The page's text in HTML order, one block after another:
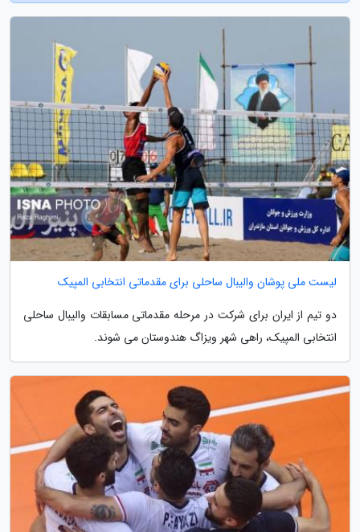
لیست ملی پوشان والیبال ساحلی برای مقدماتی انتخابی المپیک
دو تیم از ایران برای شرکت در مرحله مقدماتی مسابقات والیبال ساحلی
انتخابی المپیک، راهی شهر ویزاگ هندوستان می شوند.